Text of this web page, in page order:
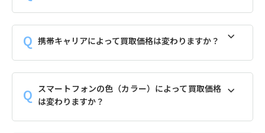
携帯キャリアによって買取価格は変わりますか？
スマートフォンの色（カラー）によって買取価格
は変わりますか？